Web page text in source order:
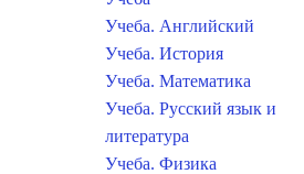
Учеба. Английский
Учеба. История
Учеба. Математика
Учеба. Русский язык и
литература
Учеба. Физика